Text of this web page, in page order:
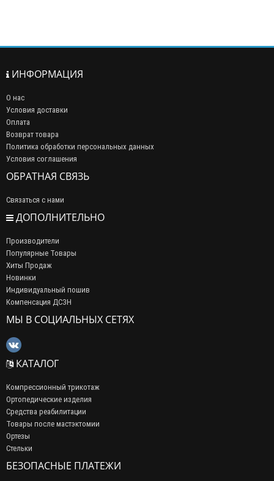
ИНФОРМАЦИЯ
О нас
Условия доставки
Оплата
Возврат товара
Политика обработки персональных данных
Условия соглашения
ОБРАТНАЯ СВЯЗЬ
Связаться с нами
ДОПОЛНИТЕЛЬНО
Производители
Популярные Товары
Хиты Продаж
Новинки
Индивидуальный пошив
Компенсация ДСЗН
МЫ В СОЦИАЛЬНЫХ СЕТЯХ
КАТАЛОГ
Компрессионный трикотаж
Ортопедические изделия
Средства реабилитации
Товары после мастэктомии
Ортезы
Стельки
БЕЗОПАСНЫЕ ПЛАТЕЖИ